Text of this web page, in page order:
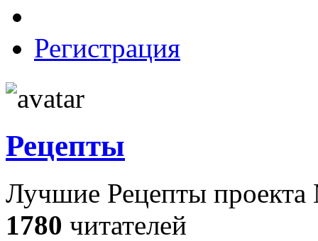
Регистрация
Рецепты
Лучшие Рецепты проекта
1780 читателей